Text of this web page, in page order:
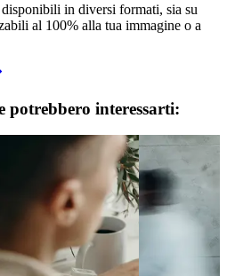
in diversi formati, sia su
al 100% alla tua immagine o a
potrebbero interessarti: